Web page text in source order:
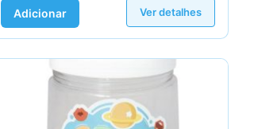
Adicionar Ver detalhes